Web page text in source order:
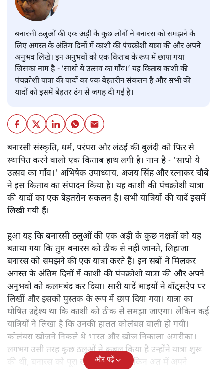
बनारसी ठलुओं की एक अड़ी के कुछ लोगों ने बनारस को समझने के
लिए अगस्त के अंतिम दिनों में काशी की पंचक्रोशी यात्रा की और अपने
अनुभव लिखे। इन अनुभवों को एक किताब के रूप में छापा गया
जिसका नाम है - ‘साधो ये उत्सव का गाँव।’ यह किताब काशी की
पंचक्रोशी यात्रा की यादों का एक बेहतरीन संकलन है और सभी की
यादों को इसमें बेहतर ढंग से जगह दी गई है।
बनारसी संस्कृति, धर्म, परंपरा और लंठई की बुलंदी को फिर से
स्थापित करने वाली एक किताब हाथ लगी है। नाम है - 'साधो ये
उत्सव का गाँव।' अभिषेक उपाध्याय, अजय सिंह और रत्नाकर चौबे
ने इस किताब का संपादन किया है। यह काशी की पंचक्रोशी यात्रा
की यादों का एक बेहतरीन संकलन है। सभी यात्रियों की यादें इसमें
लिखी गयी हैं।
हुआ यह कि बनारसी ठलुओं की एक अड़ी के कुछ नक्षत्रों को यह
बताया गया कि तुम बनारस को ठीक से नहीं जानते, लिहाजा
बनारस को समझने की एक यात्रा करते हैं। इन सबों ने मिलकर
अगस्त के अंतिम दिनों में काशी की पंचक्रोशी यात्रा की और अपने
अनुभवों को कलमबंद कर दिया। सारी यादें भाइयों ने वॉट्सऐप पर
लिखीं और इसको पुस्तक के रूप में छाप दिया गया। यात्रा का
घोषित उद्देश्य था कि काशी को ठीक से समझा जाएगा। लेकिन कई
यात्रियों ने लिखा है कि उनकी हालत कोलंबस वाली हो गयी।
कोलंबस खोजने निकले थे भारत और खोज निकाला अमरीका।
लगभग उसी तरह कुछ ठलुओं ने कुबूल किया है उन्होंने यात्रा शुरू
की थी, बनारस को पूरा खोजने के लिए लेकिन अंत में अपने
और पढ़ें